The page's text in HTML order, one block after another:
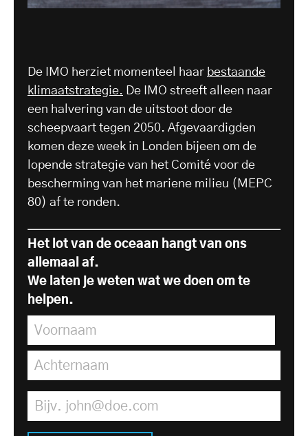
De IMO herziet momenteel haar bestaande
klimaatstrategie. De IMO streeft alleen naar
een halvering van de uitstoot door de
scheepvaart tegen 2050. Afgevaardigden
komen deze week in Londen bijeen om de
lopende strategie van het Comité voor de
bescherming van het mariene milieu (MEPC
80) af te ronden.
Het lot van de oceaan hangt van ons
allemaal af.
We laten je weten wat we doen om te
helpen.
Voornaam
Achternaam
E-mailadres *